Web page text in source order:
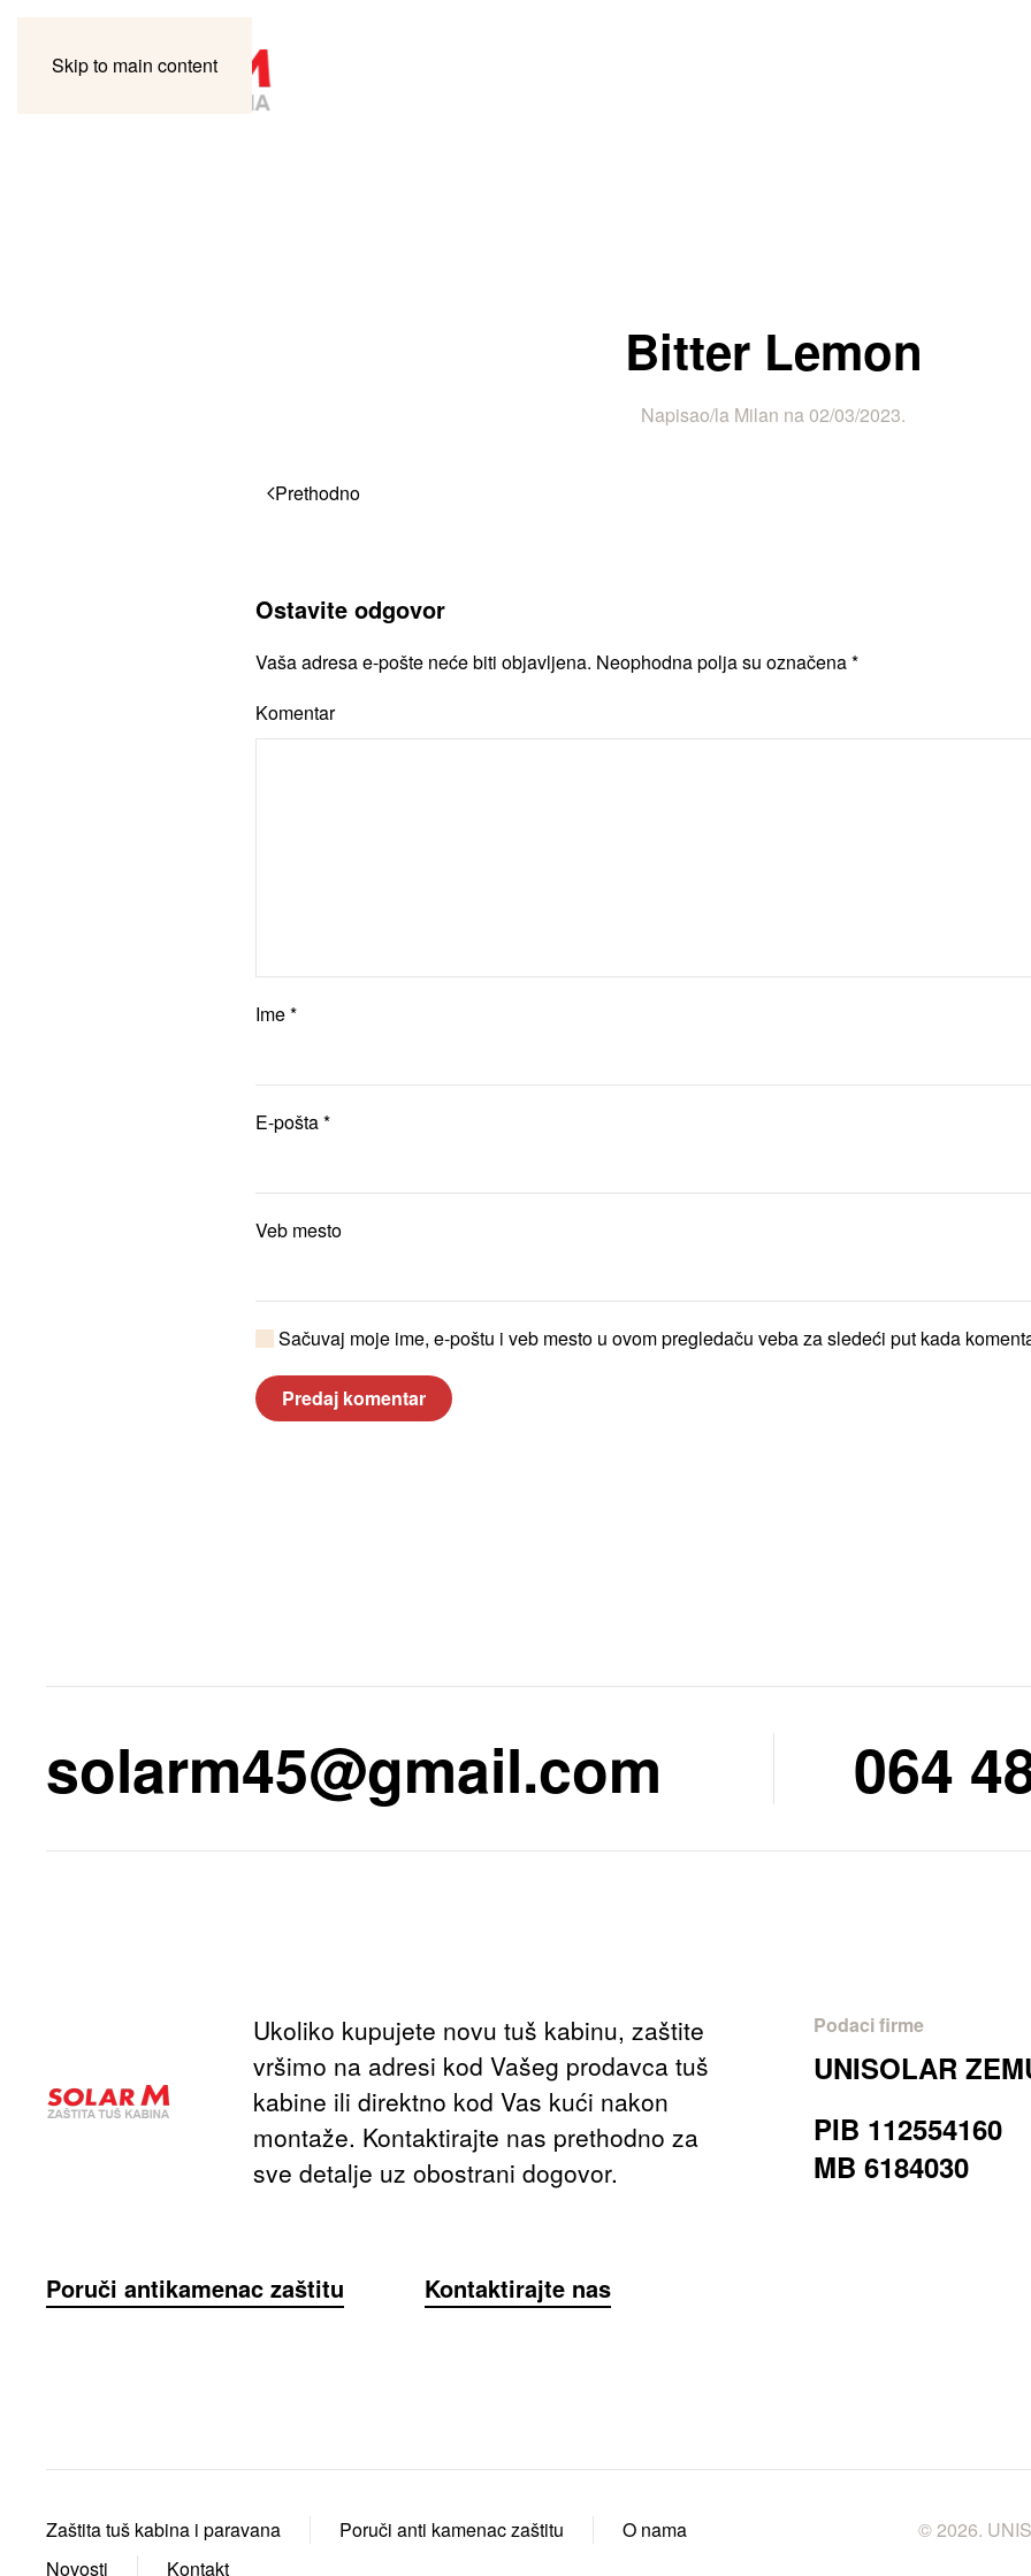
Skip to main content
Bitter Lemon
Napisao/la Milan na02/03/2023.
Prethodno
Ostavite odgovor
Vaša adresa e-pošte neće biti objavljena. Neophodna polja su označena*
Komentar
Ime*
E-pošta*
Veb mesto
Sačuvaj moje ime, e-poštu i veb mesto u ovom pregledaču veba za sledeći put kada
Predaj komentar
solarm45@gmail.com 064
Ukoliko kupujete novu tuš kabinu, zaštite
vršimo na adresi kod Vašeg prodavca tuš
kabine ili direktno kod Vas kući nakon
montaže. Kontaktirajte nas prethodno za
sve detalje uz obostrani dogovor.
Poruči antikamenac zaštitu Kontaktirajte nas
Podaci firme
UNISOLAR
PIB 112554160
MB 6184030
Zaštita tuš kabina i paravana Poruči anti kamenac zaštitu
O nama
Novosti
Kontakt
©2026.